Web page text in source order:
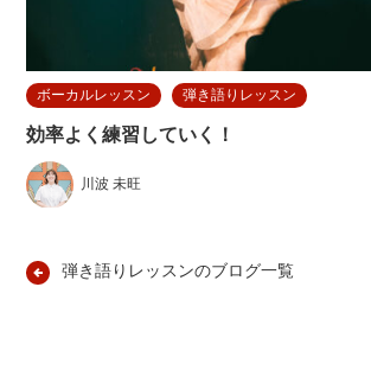
ボーカルレッスン 弾き語りレッスン
効率よく練習していく！
川波 未旺
弾き語りレッスンのブログ一覧